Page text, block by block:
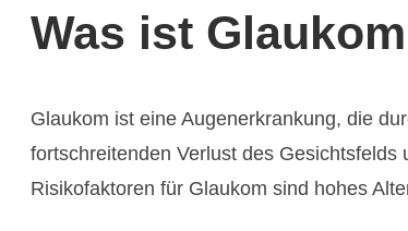
Was ist
Glaukom ist eine Augenerkrankung, die
fortschreitenden Verlust des
Risikofaktoren für Glaukom sind hohes